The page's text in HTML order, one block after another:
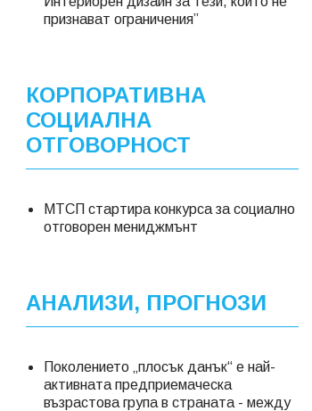
признават ограничения”
КОРПОРАТИВНА
СОЦИАЛНА
ОТГОВОРНОСТ
МТСП стартира конкурса за социално
отговорен мениджмънт
АНАЛИЗИ, ПРОГНОЗИ
Поколението „плосък данък“ е най-
активната предприемаческа
възрастова група в страната - между